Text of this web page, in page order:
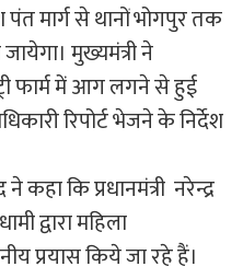
मार्ग से थानों भोगपुर तक
मुख्यमंत्री ने
फार्म में आग लगने से हुई
रिपोर्ट भेजने के निर्देश
कहा कि प्रधानमंत्री नरेन्द्र
द्वारा महिला
प्रयास किये जा रहे हैं।